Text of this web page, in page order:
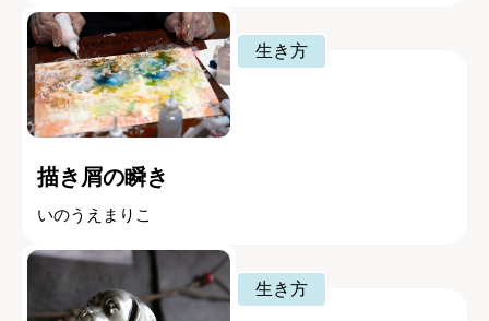
生き方
描き屑の瞬き
いのうえまりこ
生き方